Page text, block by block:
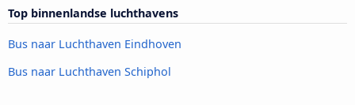
Top binnenlandse luchthavens
Bus naar Luchthaven Eindhoven
Bus naar Luchthaven Schiphol